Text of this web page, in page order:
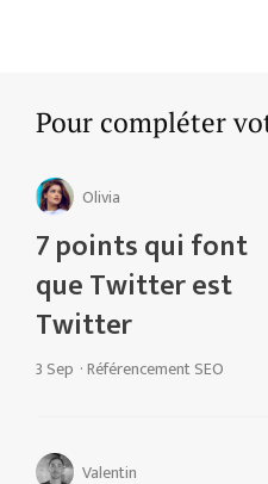
Pour compléter
Olivia
7 points qui font
que Twitter est
Twitter
3 Sep ·Référencement SEO
Valentin